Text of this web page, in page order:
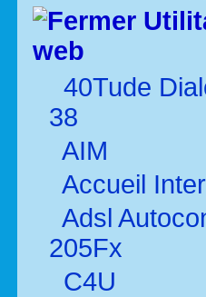
web
40Tude
38
AIM
Accueil
Adsl
205Fx
C4U